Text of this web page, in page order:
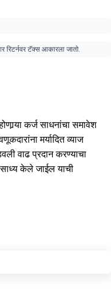
रिटर्नवर टॅक्स आकारला जातो.
कर्ज साधनांचा समावेश
मर्यादित व्याज
वाढ प्रदान करण्याचा
साध्य केले जाईल याची